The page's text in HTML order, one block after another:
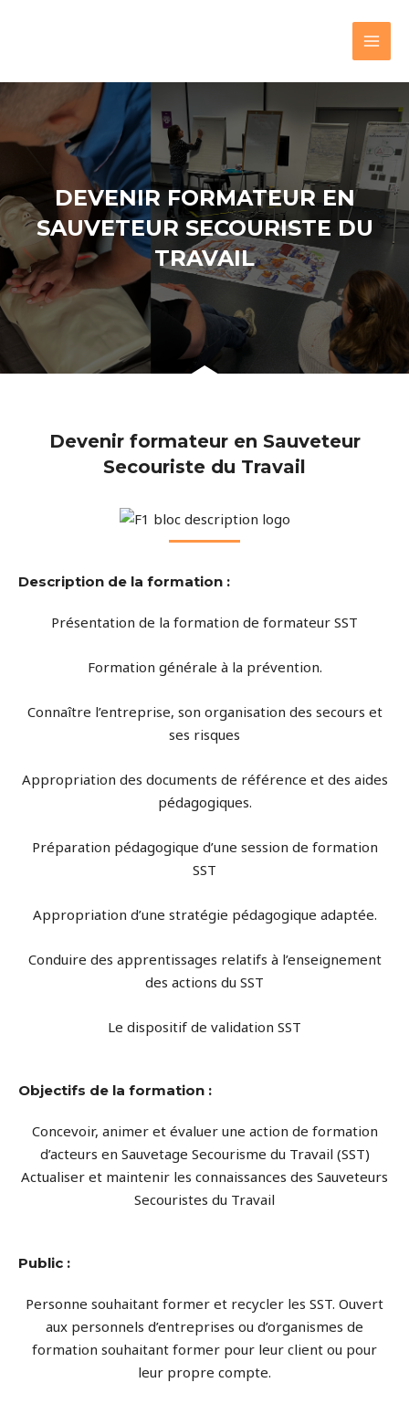
DEVENIR FORMATEUR EN
SAUVETEUR SECOURISTE DU
TRAVAIL
Devenir formateur en Sauveteur
Secouriste du Travail
Description de la formation :
Présentation de la formation de formateur SST
Formation générale à la prévention.
Connaître l’entreprise, son organisation des secours et
ses risques
Appropriation des documents de référence et des aides
pédagogiques.
Préparation pédagogique d’une session de formation
SST
Appropriation d’une stratégie pédagogique adaptée.
Conduire des apprentissages relatifs à l’enseignement
des actions du SST
Le dispositif de validation SST
Objectifs de la formation :
Concevoir, animer et évaluer une action de formation
d’acteurs en Sauvetage Secourisme du Travail (SST)
Actualiser et maintenir les connaissances des Sauveteurs
Secouristes du Travail
Public :
Personne souhaitant former et recycler les SST. Ouvert
aux personnels d’entreprises ou d’organismes de
formation souhaitant former pour leur client ou pour
leur propre compte.